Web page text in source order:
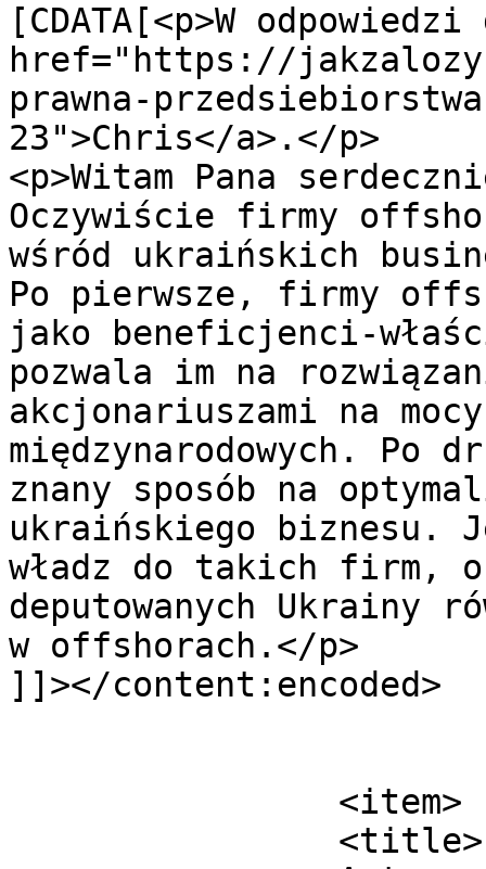
[CDATA[<p>W
href="https://
prawna-
23">Chris</a>.</p>
<p>Witam Pana
Oczywiście firmy
wśród ukraińskich
Po pierwsze, firmy
jako beneficjenci-
pozwala im na
akcjonariuszami na
międzynarodowych.
znany sposób na
ukraińskiego biznesu.
władz do takich firm,
deputowanych Ukrainy
w offshorach.</p>
]]></content:encoded>